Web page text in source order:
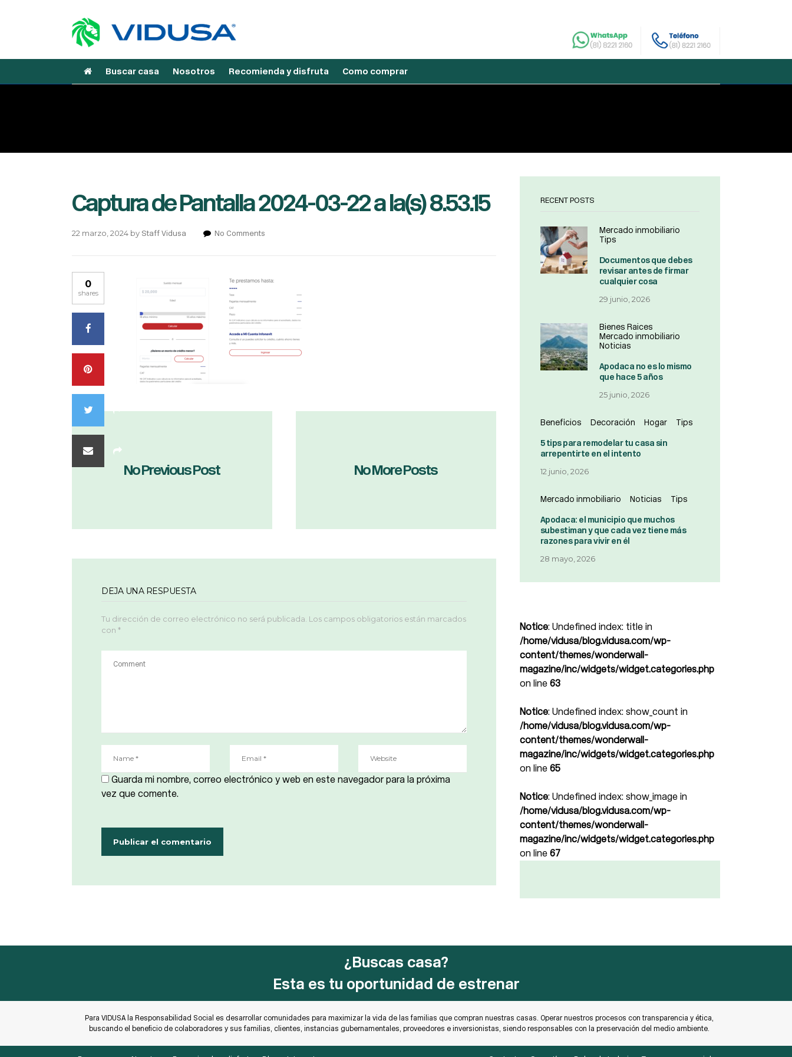
Buscar casa Nosotros Recomienda y disfruta Como comprar
Captura de Pantalla 2024-03-22 a la(s) 8.53.15
22 marzo, 2024 by Staff Vidusa No Comments
0
shares
No Previous Post No More Posts
DEJA UNA RESPUESTA
Tu dirección de correo electrónico no será publicada. Los campos obligatorios están marcados
con *
Guarda mi nombre, correo electrónico y web en este navegador para la próxima
vez que comente.
RECENT POSTS
Mercado inmobiliario
Tips
Documentos que debes
revisar antes de firmar
cualquier cosa
29 junio, 2026
Bienes Raices
Mercado inmobiliario
Noticias
Apodaca no es lo mismo
que hace 5 años
25 junio, 2026
Beneficios Decoración Hogar Tips
5 tips para remodelar tu casa sin
arrepentirte en el intento
12 junio, 2026
Mercado inmobiliario Noticias Tips
Apodaca: el municipio que muchos
subestiman y que cada vez tiene más
razones para vivir en él
28 mayo, 2026
Notice: Undefined index: title in
/home/vidusa/blog.vidusa.com/wp-
content/themes/wonderwall-
magazine/inc/widgets/widget.categories.php
on line 63
Notice: Undefined index: show_count in
/home/vidusa/blog.vidusa.com/wp-
content/themes/wonderwall-
magazine/inc/widgets/widget.categories.php
on line 65
Notice: Undefined index: show_image in
/home/vidusa/blog.vidusa.com/wp-
content/themes/wonderwall-
magazine/inc/widgets/widget.categories.php
on line 67
¿Buscas casa?
Esta es tu oportunidad de estrenar
Para VIDUSA la Responsabilidad Social es desarrollar comunidades para maximizar la vida de las familias que compran nuestras casas. Operar nuestros procesos con transparencia y ética,
buscando el beneficio de colaboradores y sus familias, clientes, instancias gubernamentales, proveedores e inversionistas, siendo responsables con la preservación del medio ambiente.